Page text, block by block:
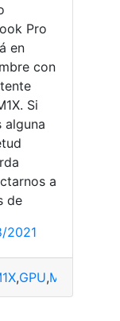
inteligente
Pro
en
con
Si
alguna
a
de
2021
,GPU,MacBookPro